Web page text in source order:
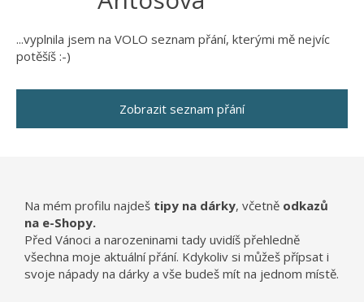
...vyplnila jsem na VOLO seznam přání, kterými mě nejvíc
potěšíš :-)
Zobrazit seznam přání
Na mém profilu najdeš tipy na dárky, včetně odkazů
na e-Shopy.
Před Vánoci a narozeninami tady uvidíš přehledně
všechna moje aktuální přání. Kdykoliv si můžeš přípsat i
svoje nápady na dárky a vše budeš mít na jednom místě.